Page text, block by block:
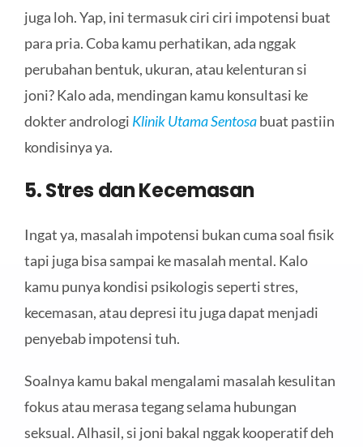
juga loh. Yap, ini termasuk ciri ciri impotensi buat
para pria. Coba kamu perhatikan, ada nggak
perubahan bentuk, ukuran, atau kelenturan si
joni? Kalo ada, mendingan kamu konsultasi ke
dokter andrologi Klinik Utama Sentosabuat pastiin
kondisinya ya.
5. Stres dan Kecemasan
Ingat ya, masalah impotensi bukan cuma soal fisik
tapi juga bisa sampai ke masalah mental. Kalo
kamu punya kondisi psikologis seperti stres,
kecemasan, atau depresi itu juga dapat menjadi
penyebab impotensi tuh.
Soalnya kamu bakal mengalami masalah kesulitan
fokus atau merasa tegang selama hubungan
seksual. Alhasil, si joni bakal nggak kooperatif deh